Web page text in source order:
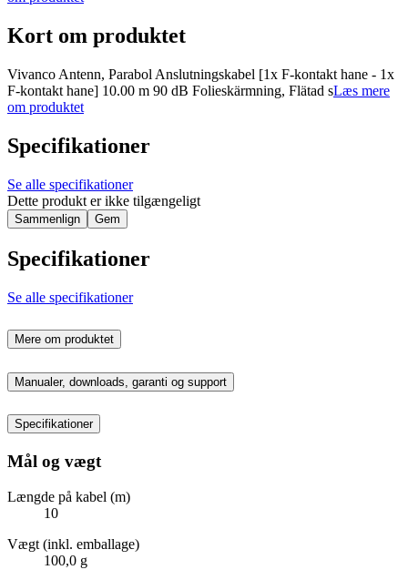
Kort om produktet
Vivanco Antenn, Parabol Anslutningskabel [1x F-kontakt hane - 1x
F-kontakt hane] 10.00 m 90 dB Folieskärmning, Flätad sLæs mere
om produktet
Specifikationer
Se alle specifikationer
Dette produkt er ikke tilgængeligt
Sammenlign Gem
Specifikationer
Se alle specifikationer
Mere om produktet
Manualer, downloads, garanti og support
Specifikationer
Mål og vægt
Længde på kabel (m)
10
Vægt (inkl. emballage)
100,0 g